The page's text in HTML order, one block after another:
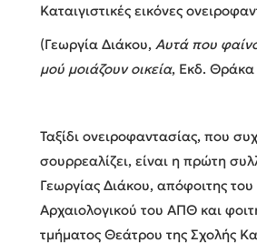
Καταιγιστικές εικόνες
(Γεωργία Διάκου, Αυτά που
μού μοιάζουν οικεία, Εκδ.
Ταξίδι ονειροφαντασίας, που
σουρρεαλίζει, είναι η πρώτη
Γεωργίας Διάκου, απόφοιτης του
Αρχαιολογικού του ΑΠΘ και
τμήματος Θεάτρου της Σχολής